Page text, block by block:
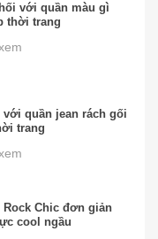
với quần màu gì
thời trang
với quần jean rách gối
trang
Rock Chic đơn giản
cool ngầu